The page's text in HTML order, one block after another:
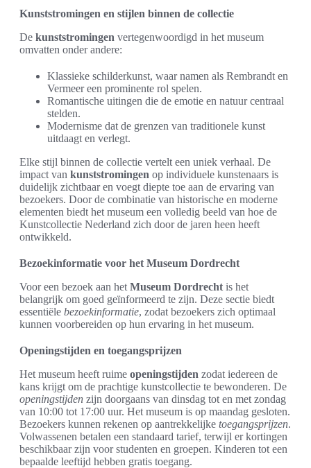
Kunststromingen en stijlen binnen de collectie
De kunststromingen vertegenwoordigd in het museum
omvatten onder andere:
Klassieke schilderkunst, waar namen als Rembrandt en
Vermeer een prominente rol spelen.
Romantische uitingen die de emotie en natuur centraal
stelden.
Modernisme dat de grenzen van traditionele kunst
uitdaagt en verlegt.
Elke stijl binnen de collectie vertelt een uniek verhaal. De
impact van kunststromingen op individuele kunstenaars is
duidelijk zichtbaar en voegt diepte toe aan de ervaring van
bezoekers. Door de combinatie van historische en moderne
elementen biedt het museum een volledig beeld van hoe de
Kunstcollectie Nederland zich door de jaren heen heeft
ontwikkeld.
Bezoekinformatie voor het Museum Dordrecht
Voor een bezoek aan het Museum Dordrecht is het
belangrijk om goed geïnformeerd te zijn. Deze sectie biedt
essentiële bezoekinformatie, zodat bezoekers zich optimaal
kunnen voorbereiden op hun ervaring in het museum.
Openingstijden en toegangsprijzen
Het museum heeft ruime openingstijden zodat iedereen de
kans krijgt om de prachtige kunstcollectie te bewonderen. De
openingstijden zijn doorgaans van dinsdag tot en met zondag
van 10:00 tot 17:00 uur. Het museum is op maandag gesloten.
Bezoekers kunnen rekenen op aantrekkelijke toegangsprijzen.
Volwassenen betalen een standaard tarief, terwijl er kortingen
beschikbaar zijn voor studenten en groepen. Kinderen tot een
bepaalde leeftijd hebben gratis toegang.